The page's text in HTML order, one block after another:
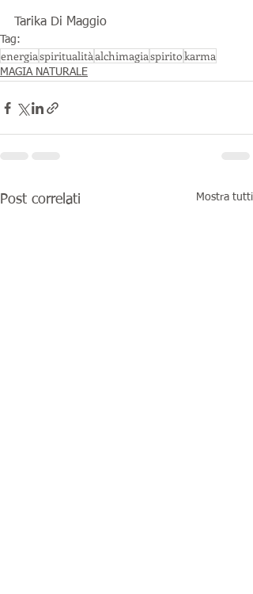
Tarika Di Maggio
Tag:
energiaspiritualitàalchimagiaspiritokarma
MAGIA NATURALE
Post correlati Mostra tutti